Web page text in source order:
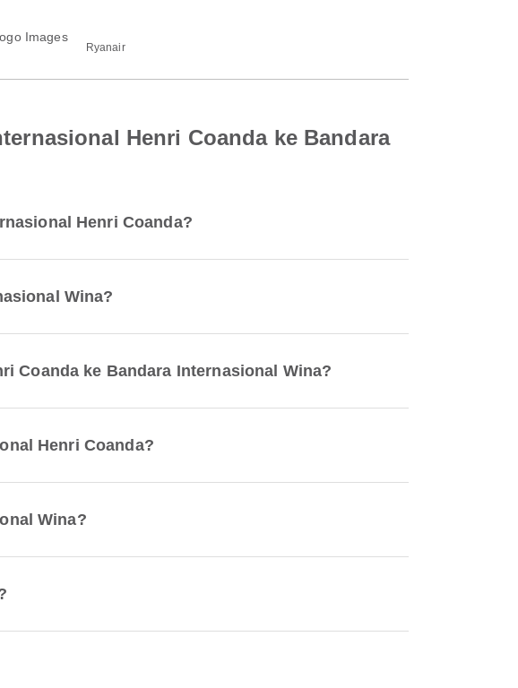
Ryanair
Henri Coanda ke Bandara
Henri Coanda?
Wina?
Coanda ke Bandara Internasional Wina?
Henri Coanda?
Wina?